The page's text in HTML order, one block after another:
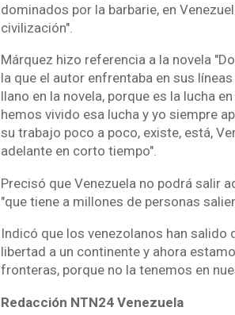
dominados por la barbarie, en
civilización".
Márquez hizo referencia a la novela
la que el autor enfrentaba en sus
llano en la novela, porque es la lucha
hemos vivido esa lucha y yo siempre
su trabajo poco a poco, existe, está,
adelante en corto tiempo".
Precisó que Venezuela no podrá salir
"que tiene a millones de personas
Indicó que los venezolanos han salido
libertad a un continente y ahora
fronteras, porque no la tenemos en
Redacción NTN24 Venezuela